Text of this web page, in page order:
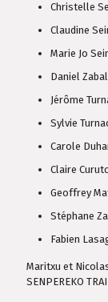
Christelle
Claudine
Marie Jo
Daniel
Jérôme
Sylvie
Carole
Claire
Geoffrey
Stéphane
Fabien
Maritxu et
SENPEREKO